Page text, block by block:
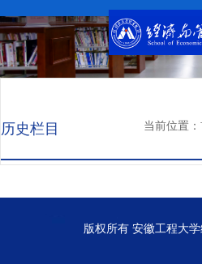
历史栏目 当前位置：
版权所有 安徽工程大